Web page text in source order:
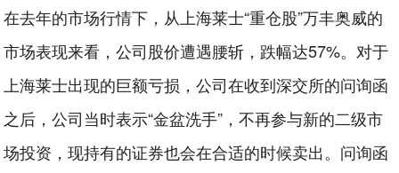
在去年的市场行情下，从上海莱士“重仓股”万丰奥威的
市场表现来看，公司股价遭遇腰斩，跌幅达57%。对于
上海莱士出现的巨额亏损，公司在收到深交所的问询函
之后，公司当时表示“金盆洗手”，不再参与新的二级市
场投资，现持有的证券也会在合适的时候卖出。问询函